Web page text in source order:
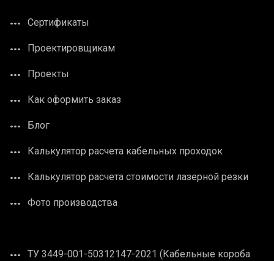
Сертификаты
Проектировщикам
Проекты
Как оформить заказ
Блог
Калькулятор расчета кабельных проходок
Калькулятор расчета стоимости лазерной резки
Фото производства
ТУ 3449-001-50312147-2021 (Кабельные короба